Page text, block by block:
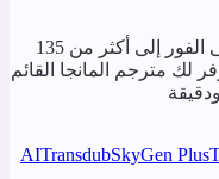
قم بترجمة مانجاك ومسحك وصورك على الفور إلى أكثر من 135
مترجم المانجا القائم
AITransdubSkyGen